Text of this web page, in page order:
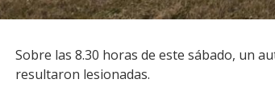
Facebook
Sobre las 8.30 horas de este sábado, un
resultaron lesionadas.